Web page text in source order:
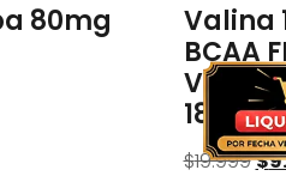
80mg
Valina
BCAA
18/08/
$19.999$